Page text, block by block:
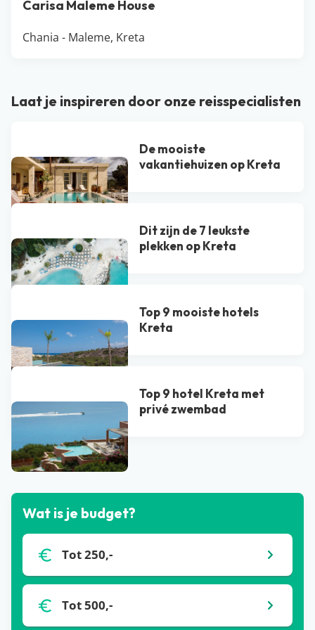
Carisa Maleme House
Chania - Maleme, Kreta
Laat je inspireren door onze reisspecialisten
De mooiste
vakantiehuizen op Kreta
Dit zijn de 7 leukste
plekken op Kreta
Top 9 mooiste hotels
Kreta
Top 9 hotel Kreta met
privé zwembad​
Bekijk alle blogs
Wat is je budget?
Tot 250,-
Tot 500,-